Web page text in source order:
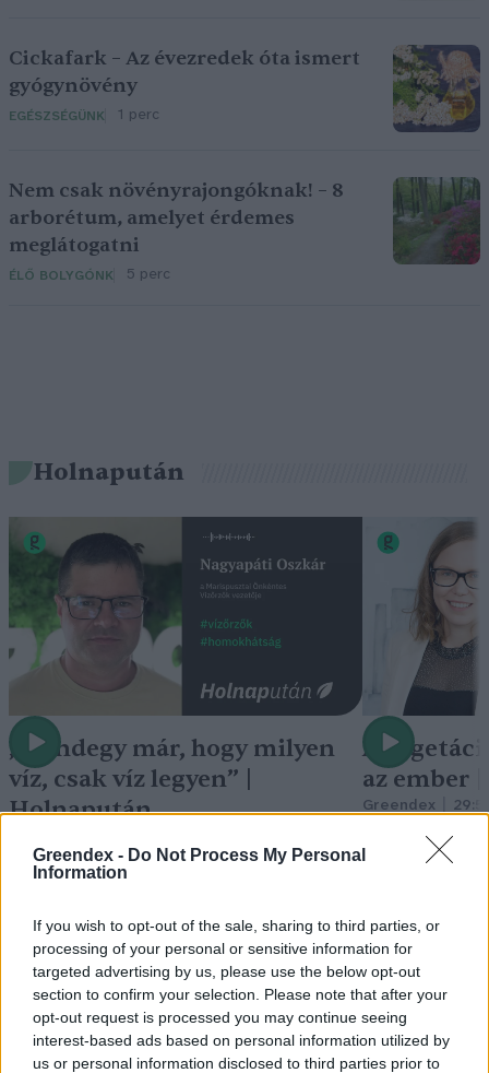
Greendex - Do Not Process My Personal
Information
If you wish to opt-out of the sale, sharing to third parties, or
processing of your personal or sensitive information for
targeted advertising by us, please use the below opt-out
section to confirm your selection. Please note that after your
opt-out request is processed you may continue seeing
interest-based ads based on personal information utilized by
us or personal information disclosed to third parties prior to
Cickafark – Az évezredek óta ismert
gyógynövény
EGÉSZSÉGÜNK 1 perc
Nem csak növényrajongóknak! – 8
arborétum, amelyet érdemes
meglátogatni
ÉLŐ BOLYGÓNK 5 perc
Holnapután
„Mindegy már, hogy milyen
víz, csak víz legyen” |
Holnapután
A
az ember
Greendex
Vitorlavirág – Így lesz gyönyörű
a te lakásodban is
Lonkay Márta 4 perc